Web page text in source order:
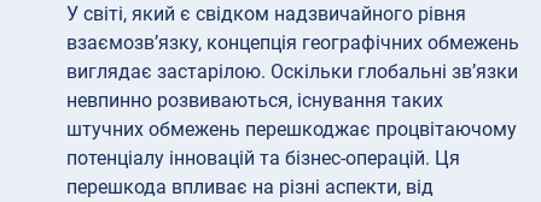
У світі, який є свідком надзвичайного рівня
взаємозв’язку, концепція географічних обмежень
виглядає застарілою. Оскільки глобальні зв’язки
невпинно розвиваються, існування таких
штучних обмежень перешкоджає процвітаючому
потенціалу інновацій та бізнес-операцій. Ця
перешкода впливає на різні аспекти, від